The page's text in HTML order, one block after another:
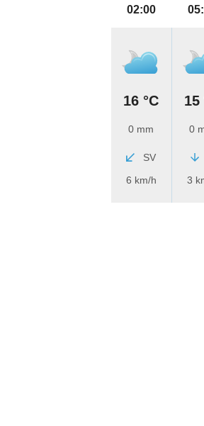
02:00
16 °C
0 mm
SV
6 km/h
15
0
3